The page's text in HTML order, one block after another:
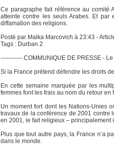
Ce paragraphe fait référence au comité
atteinte contre les seuls Arabes. Et par
diffamation des religions.
Posté par Malka Marcovich à 23:43 -
Tags : Durban 2
----------- COMMUNIQUE DE PRESSE -
Si la France prétend défendre les droits
En cette semaine marquée par les
femmes font les frais au nom du retour
Un moment fort dont les Nations-Unies
travaux de la conférence de 2001 contre
en 2001, le fait religieux – principalement
Plus que tout autre pays, la France n’a
dans le monde.